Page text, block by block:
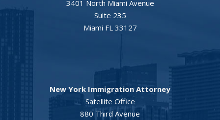
3401 North Miami Avenue
Suite 235
Miami FL 33127
New York Immigration Attorney
Satellite Office
880 Third Avenue